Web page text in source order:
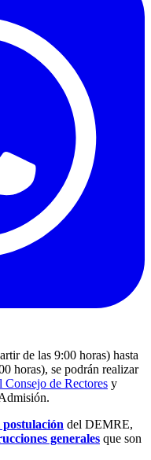
de las 9:00 horas) hasta
horas), se podrán realizar
Consejo de Rectores y
del DEMRE,
generales que son